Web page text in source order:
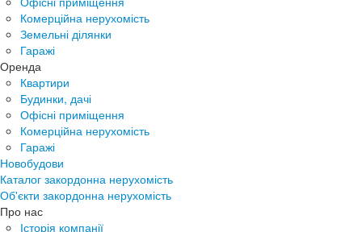
Комерційна нерухомість
Земельні ділянки
Гаражі
Оренда
Квартири
Будинки, дачі
Офісні приміщення
Комерційна нерухомість
Гаражі
Новобудови
Каталог закордонна нерухомість
Об'єкти закордонна нерухомість
Про нас
Історія компанії